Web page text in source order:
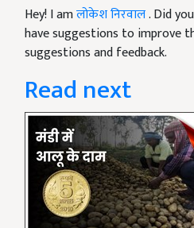
Hey! I amलोकेश निरवाल. Did
have suggestions to improve
suggestions and feedback.
Read next